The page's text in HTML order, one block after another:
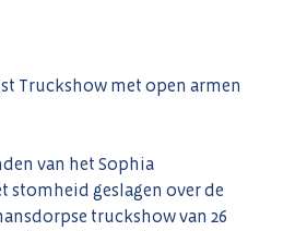
Truckshow met open armen
van het Sophia
stomheid geslagen over de
truckshow van 26